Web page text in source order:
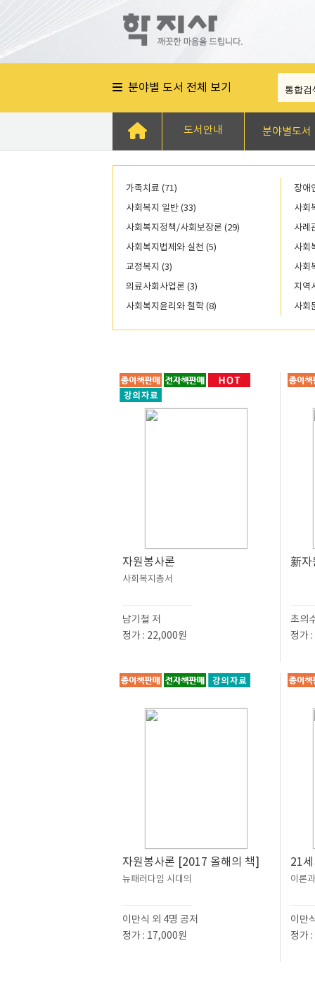
분야별 도서 전체 보기
도서안내 분야별도서
가족치료 (71)
장애
사회복지 일반 (33)
사회
사회복지정책/사회보장론 (29)
사례
사회복지법제와 실천 (5)
사회
교정복지 (3)
사회
의료사회사업론 (3)
지역
사회복지윤리와 철학 (8)
사회
자원봉사론
사회복지총서
남기철 저
정가 : 22,000원
新자
초의
정가
자원봉사론 [2017 올해의 책]
뉴패러다임 시대의
이만식 외 4명 공저
정가 : 17,000원
21
이론
이만
정가